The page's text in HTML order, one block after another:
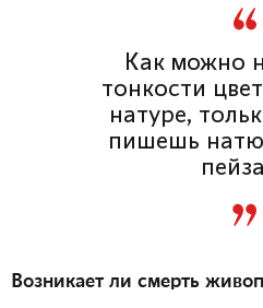
Как можно
тонкости
натуре,
пишешь
Возникает ли смерть